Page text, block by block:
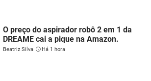
O preço do aspirador robô 2 em 1 da
DREAME cai a pique na Amazon.
Beatriz Silva Há 1 hora